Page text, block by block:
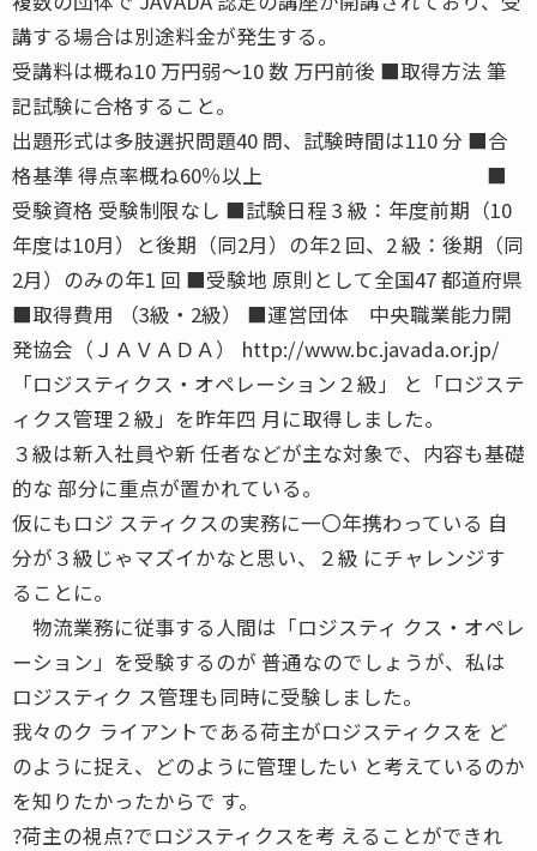
講する場合は別途料金が発生する。
受講料は概ね10 万円弱〜10 数 万円前後 ■取得方法 筆
記試験に合格すること。
出題形式は多肢選択問題40 問、試験時間は110 分 ■合
格基準 得点率概ね60％以上 ■
受験資格 受験制限なし ■試験日程 3 級：年度前期（10
年度は10月）と後期（同2月）の年2 回、2 級：後期（同
2月）のみの年1 回 ■受験地 原則として全国47 都道府県
■取得費用 （3級・2級） ■運営団体 中央職業能力開
発協会（ＪＡＶＡＤＡ） http://www.bc.javada.or.jp/
「ロジスティクス・オペレーション２級」 と「ロジステ
ィクス管理２級」を昨年四 月に取得しました。
３級は新入社員や新 任者などが主な対象で、内容も基礎
的な 部分に重点が置かれている。
仮にもロジ スティクスの実務に一〇年携わっている 自
分が３級じゃマズイかなと思い、２級 にチャレンジす
ることに。
物流業務に従事する人間は「ロジスティ クス・オペレ
ーション」を受験するのが 普通なのでしょうが、私は
ロジスティク ス管理も同時に受験しました。
我々のク ライアントである荷主がロジスティクスを ど
のように捉え、どのように管理したい と考えているのか
を知りたかったからで す。
?荷主の視点?でロジスティクスを考 えることができれ